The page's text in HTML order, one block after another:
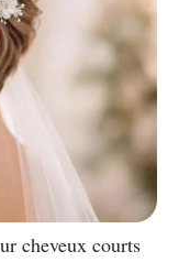
cheveux courts